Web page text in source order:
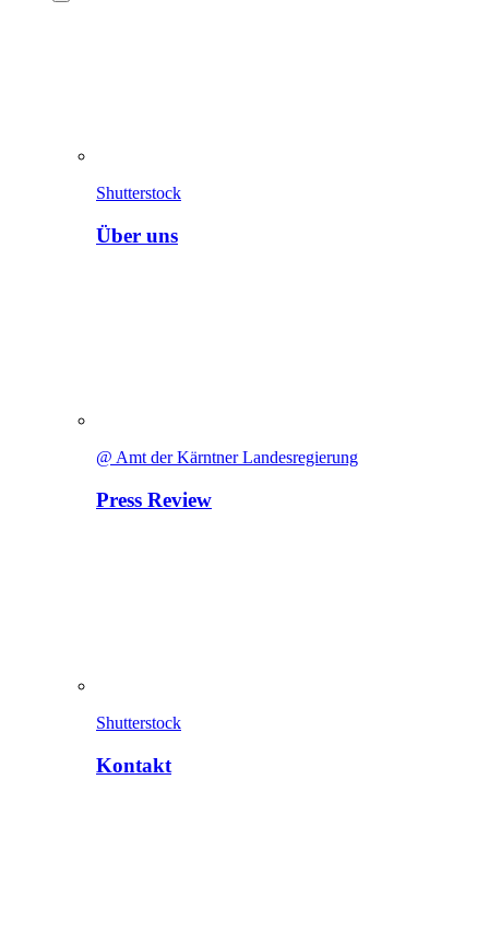
Shutterstock
Über uns
@ Amt der Kärntner Landesregierung
Press Review
Shutterstock
Kontakt